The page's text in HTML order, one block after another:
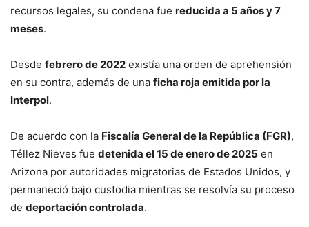
recursos legales, su condena fue reducida a 5 años y 7
meses.
Desde febrero de 2022 existía una orden de aprehensión
en su contra, además de una ficha roja emitida por la
Interpol.
De acuerdo con la Fiscalía General de la República (FGR),
Téllez Nieves fue detenida el 15 de enero de 2025 en
Arizona por autoridades migratorias de Estados Unidos, y
permaneció bajo custodia mientras se resolvía su proceso
de deportación controlada.